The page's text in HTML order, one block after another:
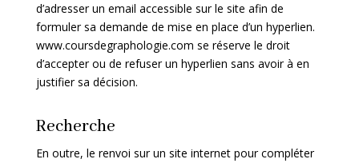
d’adresser un email accessible sur le site afin de
formuler sa demande de mise en place d’un hyperlien.
www.coursdegraphologie.com se réserve le droit
d’accepter ou de refuser un hyperlien sans avoir à en
justifier sa décision.
Recherche
En outre, le renvoi sur un site internet pour compléter